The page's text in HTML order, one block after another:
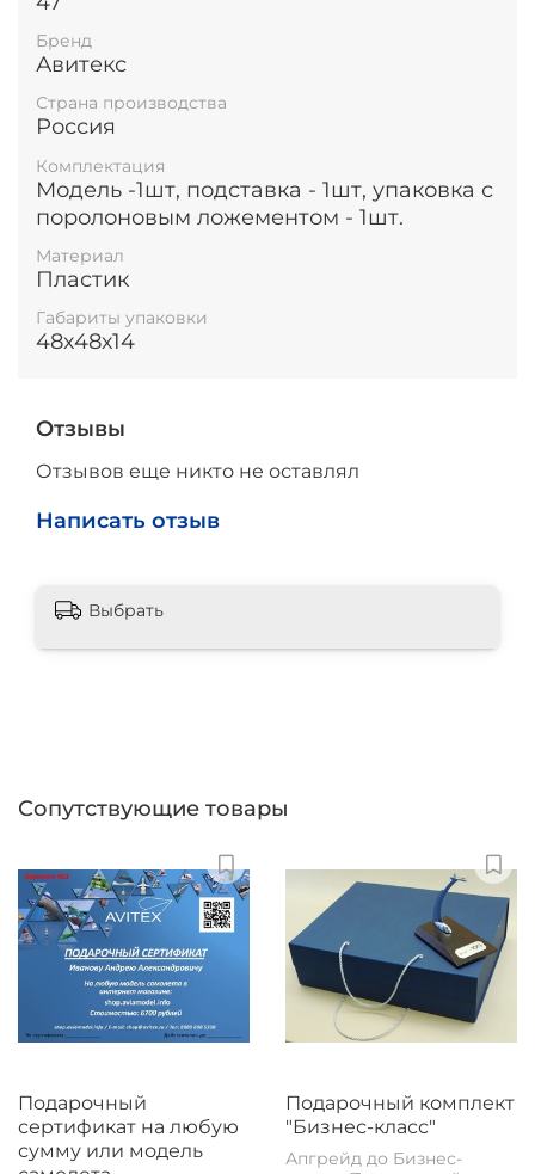
Бренд
Авитекс
Страна производства
Россия
Комплектация
Модель -1шт, подставка - 1шт, упаковка с
поролоновым ложементом - 1шт.
Материал
Пластик
Габариты упаковки
48х48х14
Отзывы
Отзывов еще никто не оставлял
Написать отзыв
Выбрать
Сопутствующие товары
Подарочный
сертификат на любую
сумму или модель
Подарочный комплект
"Бизнес-класс"
Апгрейд до Бизнес-